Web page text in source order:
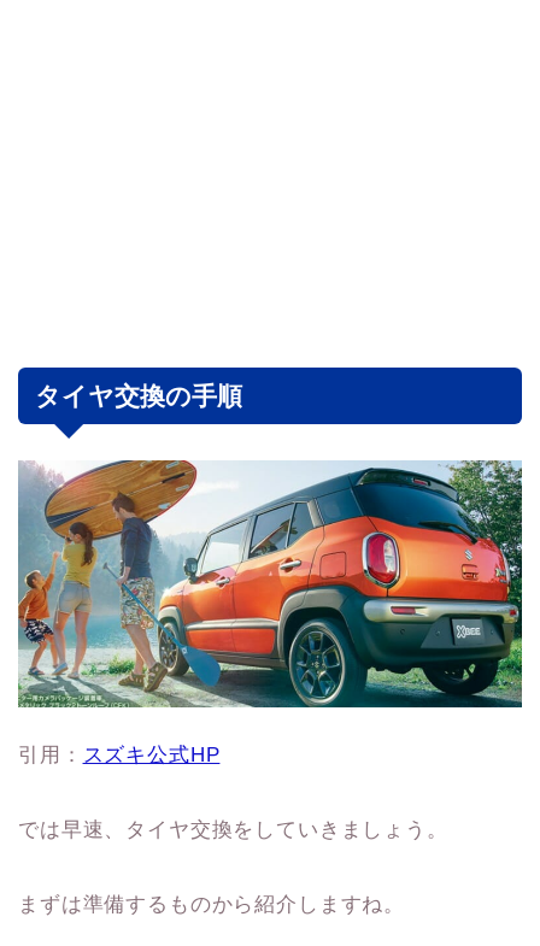
タイヤ交換の手順
引用： スズキ公式HP
では早速、タイヤ交換をしていきましょう。
まずは準備するものから紹介しますね。